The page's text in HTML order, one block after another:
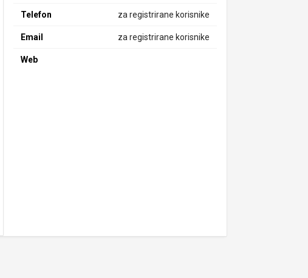
Telefon za registrirane korisnike
Email za registrirane korisnike
Web